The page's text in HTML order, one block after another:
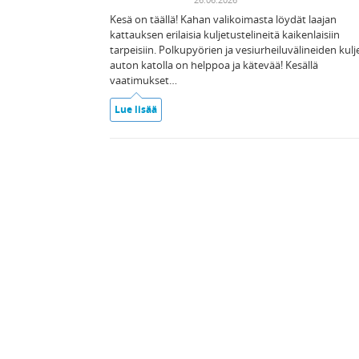
Kesä on täällä! Kahan valikoimasta löydät laajan
kattauksen erilaisia kuljetustelineitä kaikenlaisiin
tarpeisiin. Polkupyörien ja vesiurheiluvälineiden
auton katolla on helppoa ja kätevää! Kesällä
vaatimukset…
Lue lisää